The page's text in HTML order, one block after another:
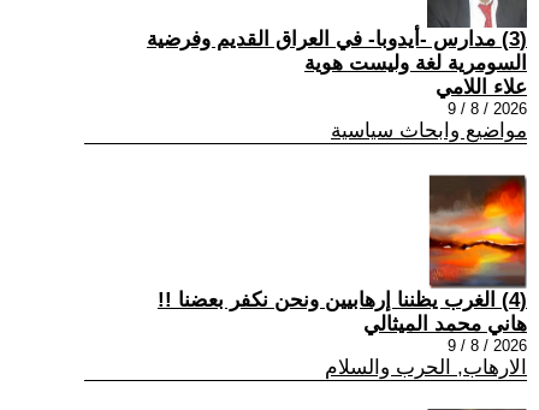
(3) مدارس -أيدوبا- في العراق القديم وفرضية
السومرية لغة وليست هوية
علاء اللامي
2026 / 8 / 9
مواضيع وابحاث سياسية
(4) الغرب يظننا إرهابيين ونحن نكفر بعضنا !!
هاني محمد الميثالي
2026 / 8 / 9
الارهاب, الحرب والسلام